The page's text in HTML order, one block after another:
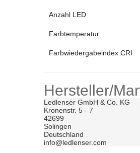
Anzahl LED
Farbtemperatur
Farbwiedergabeindex CRI
Hersteller/
Ledlenser GmbH & Co. KG
Kronenstr. 5 - 7
42699
Solingen
Deutschland
info@ledlenser.com